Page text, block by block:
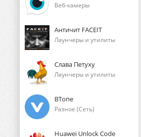
Веб-камеры
Античит FACEIT
Лаунчеры и утилиты
Слава Петуху
Лаунчеры и утилиты
ВТопе
Разное (Сеть)
Huawei Unlock Code